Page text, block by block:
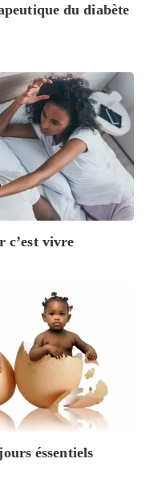
du diabète
c’est vivre
éssentiels